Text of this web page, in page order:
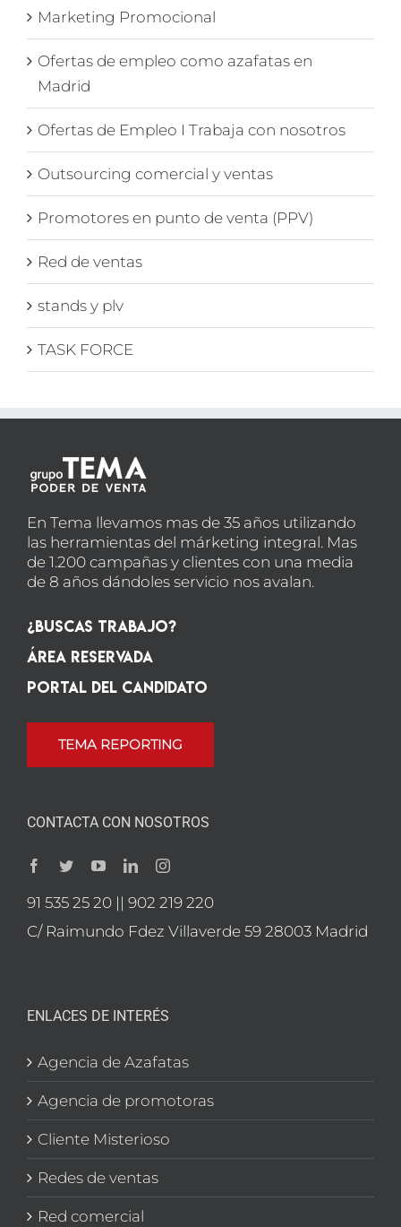
Marketing Promocional
Ofertas de empleo como azafatas en
Madrid
Ofertas de Empleo I Trabaja con nosotros
Outsourcing comercial y ventas
Promotores en punto de venta (PPV)
Red de ventas
stands y plv
TASK FORCE
En Tema llevamos mas de 35 años utilizando
las herramientas del márketing integral. Mas
de 1.200 campañas y clientes con una media
de 8 años dándoles servicio nos avalan.
¿Buscas Trabajo?
Área Reservada
Portal del candidato
TEMA REPORTING
CONTACTA CON NOSOTROS
91 535 25 20 || 902 219 220
C/ Raimundo Fdez Villaverde 59 28003 Madrid
ENLACES DE INTERÉS
Agencia de Azafatas
Agencia de promotoras
Cliente Misterioso
Redes de ventas
Red comercial